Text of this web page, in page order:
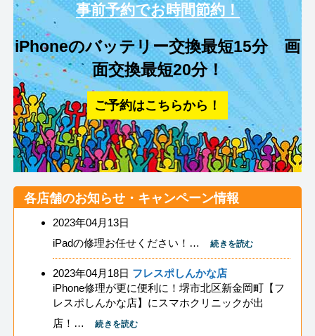
事前予約でお時間節約！
iPhoneのバッテリー交換最短15分 画
面交換最短20分！
ご予約はこちらから！
各店舗のお知らせ・キャンペーン情報
2023年04月13日
iPadの修理お任せください！…
続きを読む
2023年04月18日 フレスポしんかな店
iPhone修理が更に便利に！堺市北区新金岡町【フ
レスポしんかな店】にスマホクリニックが出
店！…
続きを読む